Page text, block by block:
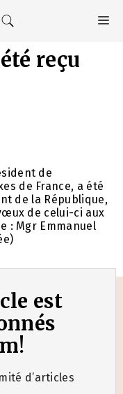
reçu
de
de France, a été
de la République,
de celui-ci aux
: Mgr Emmanuel
est
d’articles